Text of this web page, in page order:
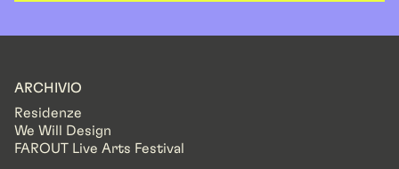
ARCHIVIO
Residenze
We Will Design
FAROUT Live Arts Festival